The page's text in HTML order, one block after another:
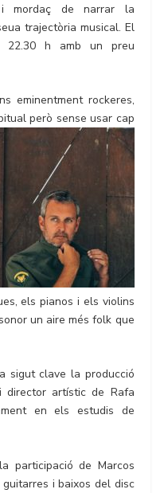
i mordaç de narrar la
trajectòria musical. El
22.30 h amb un preu
eminentment rockeres,
però sense usar cap
els pianos i els violins
un aire més folk que
sigut clave la producció
director artístic de Rafa
en els estudis de
participació de Marcos
i baixos del disc